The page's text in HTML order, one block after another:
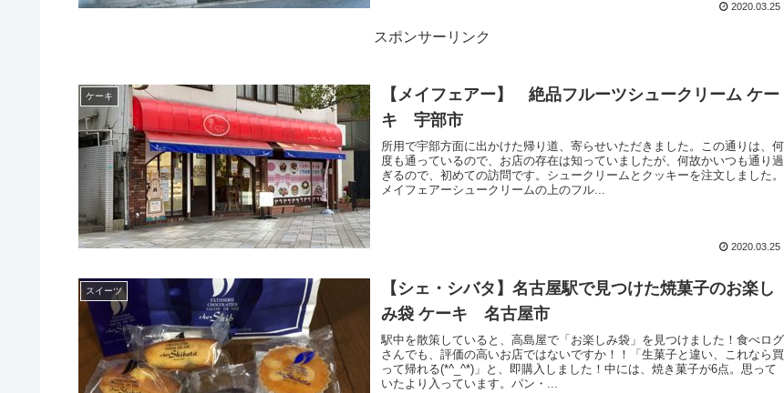
2020.03.25
スポンサーリンク
ケーキ
【メイフェアー】 絶品フルーツシュークリーム ケー
キ 宇部市
所用で宇部方面に出かけた帰り道、寄らせいただきました。この通りは、何
度も通っているので、お店の存在は知っていましたが、何故かいつも通り過
ぎるので、初めての訪問です。シュークリームとクッキーを注文しました。
メイフェアーシュークリームの上のフル...
2020.03.25
スイーツ
【シェ・シバタ】名古屋駅で見つけた焼菓子のお楽し
み袋 ケーキ 名古屋市
駅中を散策していると、高島屋で「お楽しみ袋」を見つけました！食べログ
さんでも、評価の高いお店ではないですか！！「生菓子と違い、これなら買
って帰れる(*^_^*)」と、即購入しました！中には、焼き菓子が6点。思って
いたより入っています。パン・...